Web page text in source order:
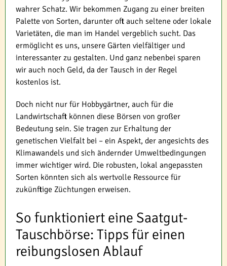
wahrer Schatz. Wir bekommen Zugang zu einer breiten
Palette von Sorten, darunter oft auch seltene oder lokale
Varietäten, die man im Handel vergeblich sucht. Das
ermöglicht es uns, unsere Gärten vielfältiger und
interessanter zu gestalten. Und ganz nebenbei sparen
wir auch noch Geld, da der Tausch in der Regel
kostenlos ist.
Doch nicht nur für Hobbygärtner, auch für die
Landwirtschaft können diese Börsen von großer
Bedeutung sein. Sie tragen zur Erhaltung der
genetischen Vielfalt bei – ein Aspekt, der angesichts des
Klimawandels und sich ändernder Umweltbedingungen
immer wichtiger wird. Die robusten, lokal angepassten
Sorten könnten sich als wertvolle Ressource für
zukünftige Züchtungen erweisen.
So funktioniert eine Saatgut-
Tauschbörse: Tipps für einen
reibungslosen Ablauf